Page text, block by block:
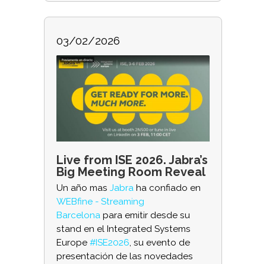
03/02/2026
Live from ISE 2026. Jabra’s
Big Meeting Room Reveal
Un año mas Jabra ha confiado en
WEBfine - Streaming
Barcelona para emitir desde su
stand en el Integrated Systems
Europe #ISE2026, su evento de
presentación de las novedades